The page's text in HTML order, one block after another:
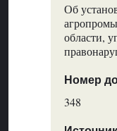
Об
области,
Номер
348